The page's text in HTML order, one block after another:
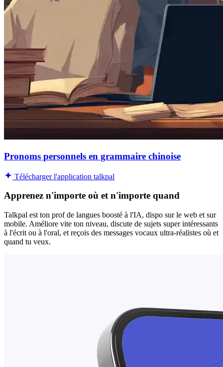
Pronoms personnels en grammaire chinoise
Télécharger l'application talkpal
Apprenez n'importe où et n'importe quand
Talkpal est ton prof de langues boosté à l'IA, dispo sur le web et sur
mobile. Améliore vite ton niveau, discute de sujets super intéressants
à l'écrit ou à l'oral, et reçois des messages vocaux ultra-réalistes où et
quand tu veux.